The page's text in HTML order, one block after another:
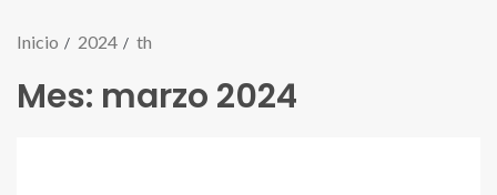
Inicio 2024 th
Mes: marzo 2024